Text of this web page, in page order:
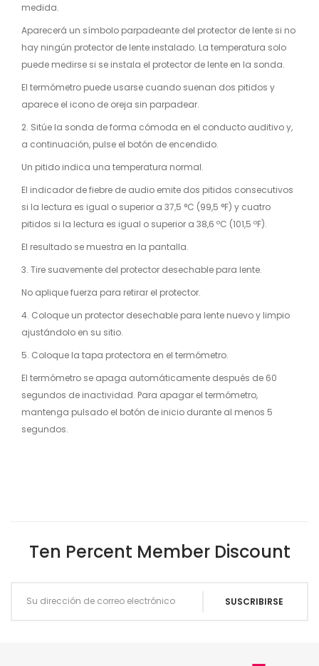
medida.
Aparecerá un símbolo parpadeante del protector de lente si no
hay ningún protector de lente instalado. La temperatura solo
puede medirse si se instala el protector de lente en la sonda.
El termómetro puede usarse cuando suenan dos pitidos y
aparece el icono de oreja sin parpadear.
2. Sitúe la sonda de forma cómoda en el conducto auditivo y,
a continuación, pulse el botón de encendido.
Un pitido indica una temperatura normal.
El indicador de fiebre de audio emite dos pitidos consecutivos
si la lectura es igual o superior a 37,5 °C (99,5 °F) y cuatro
pitidos si la lectura es igual o superior a 38,6 ºC (101,5 ºF).
El resultado se muestra en la pantalla.
3. Tire suavemente del protector desechable para lente.
No aplique fuerza para retirar el protector.
4. Coloque un protector desechable para lente nuevo y limpio
ajustándolo en su sitio.
5. Coloque la tapa protectora en el termómetro.
El termómetro se apaga automáticamente después de 60
segundos de inactividad. Para apagar el termómetro,
mantenga pulsado el botón de inicio durante al menos 5
segundos.
Ten Percent Member Discount